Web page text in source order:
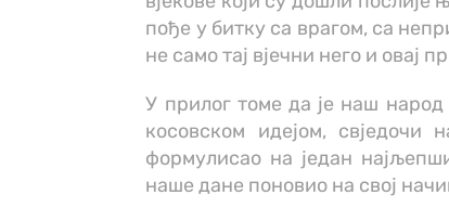
пође у битку са врагом, са
не само тај вјечни него и овај
У прилог томе да је наш народ
косовском идејом,
формулисао на један
наше дане поновио на свој